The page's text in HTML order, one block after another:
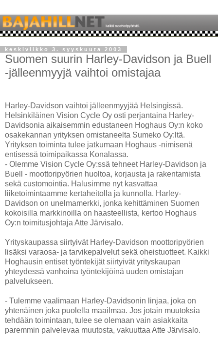
keskiviikko 3. syyskuuta 2003
Suomen suurin Harley-Davidson ja Buell
-jälleenmyyjä vaihtoi omistajaa
Harley-Davidson vaihtoi jälleenmyyjää Helsingissä.
Helsinkiläinen Vision Cycle Oy osti perjantaina Harley-
Davidsonia aikaisemmin edustaneen Hoghaus Oy:n koko
osakekannan yrityksen omistaneelta Sumeko Oy:ltä.
Yrityksen toiminta tulee jatkumaan Hoghaus -nimisenä
entisessä toimipaikassa Konalassa.
- Olemme Vision Cycle Oy:ssä tehneet Harley-Davidson ja
Buell - moottoripyörien huoltoa, korjausta ja rakentamista
sekä customointia. Halusimme nyt kasvattaa
liiketoimintaamme kertaheitolla ja kunnolla. Harley-
Davidson on unelmamerkki, jonka kehittäminen Suomen
kokoisilla markkinoilla on haasteellista, kertoo Hoghaus
Oy:n toimitusjohtaja Atte Järvisalo.
Yrityskaupassa siirtyivät Harley-Davidson moottoripyörien
lisäksi varaosa- ja tarvikepalvelut sekä oheistuotteet. Kaikki
Hoghausin entiset työntekijät siirtyivät yrityskaupan
yhteydessä vanhoina työntekijöinä uuden omistajan
palvelukseen.
- Tulemme vaalimaan Harley-Davidsonin linjaa, joka on
yhtenäinen joka puolella maailmaa. Jos jotain muutoksia
tehdään toimintaan, tulee se olemaan vain asiakkaita
paremmin palvelevaa muutosta, vakuuttaa Atte Järvisalo.